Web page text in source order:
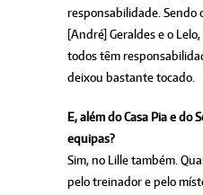
responsabilidade. Sendo
[André] Geraldes e o
todos têm
deixou bastante tocado.
E, além do Casa Pia e
equipas?
Sim, no Lille também.
pelo treinador e pelo